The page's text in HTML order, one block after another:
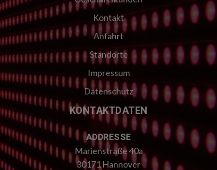
Kontakt
Anfahrt
Standorte
Impressum
Datenschutz
KONTAKTDATEN
ADDRESSE
Marienstraße 40a
30171 Hannover